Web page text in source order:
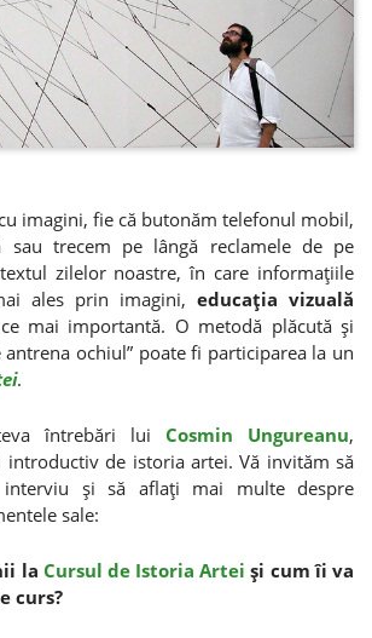
imagini, fie că butonăm telefonul mobil,
sau trecem pe lângă reclamele de pe
zilelor noastre, în care informaţiile
ales prin imagini, educaţia vizuală
mai importantă. O metodă plăcută şi
antrena ochiul” poate fi participarea la un
.
întrebări lui Cosmin Ungureanu,
introductiv de istoria artei. Vă invităm să
şi să aflaţi mai multe despre
sale:
la Cursul de Istoria Artei şi cum îi va
curs?